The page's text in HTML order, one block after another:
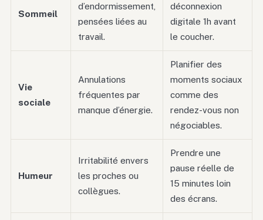
Sommeil
d’endormissement,
pensées liées au
travail.
déconnexion
digitale 1h avant
le coucher.
Vie
sociale
Annulations
fréquentes par
manque d’énergie.
Planifier des
moments sociaux
comme des
rendez-vous non
négociables.
Humeur
Irritabilité envers
les proches ou
collègues.
Prendre une
pause réelle de
15 minutes loin
des écrans.